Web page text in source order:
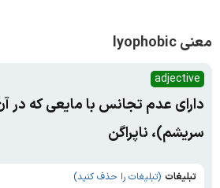
معنی lyophobic
adjective
دارای عدم تجانس با مایعی که در
سریشم)، ناپراگن
تبلیغات (تبلیغات را حذف کنید)